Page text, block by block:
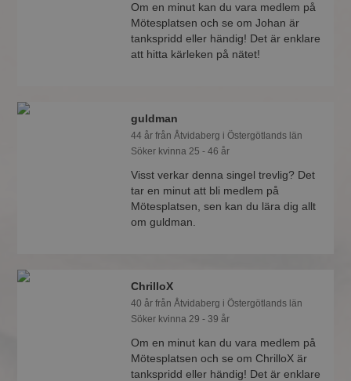
Om en minut kan du vara medlem på
Mötesplatsen och se om Johan är
tankspridd eller händig! Det är enklare
att hitta kärleken på nätet!
guldman
44 år från Åtvidaberg i Östergötlands län
Söker kvinna 25 - 46 år
Visst verkar denna singel trevlig? Det
tar en minut att bli medlem på
Mötesplatsen, sen kan du lära dig allt
om guldman.
ChrilloX
40 år från Åtvidaberg i Östergötlands län
Söker kvinna 29 - 39 år
Om en minut kan du vara medlem på
Mötesplatsen och se om ChrilloX är
tankspridd eller händig! Det är enklare